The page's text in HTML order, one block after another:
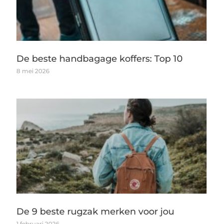
De beste handbagage koffers: Top 10
8 mei 2026
De 9 beste rugzak merken voor jou